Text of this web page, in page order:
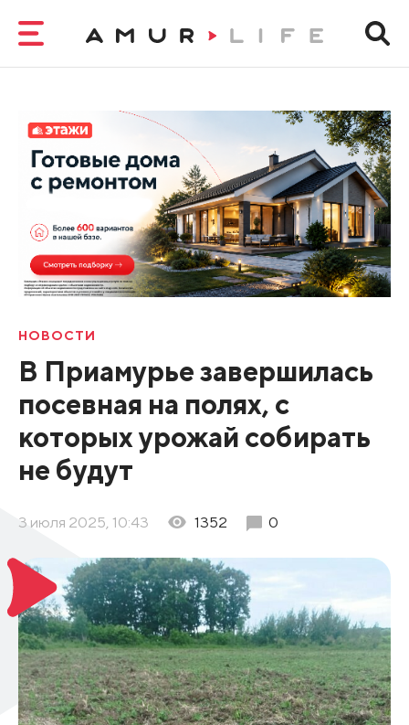
НОВОСТИ
В Приамурье завершилась
посевная на полях, с
которых урожай собирать
не будут
3 июля 2025, 10:43 1352 0